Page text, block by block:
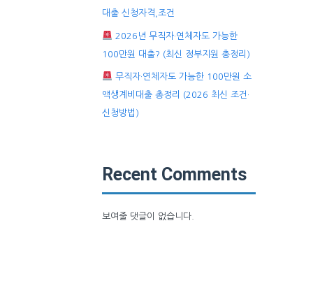
대출 신청자격,조건
2026년 무직자·연체자도 가능한
100만원 대출? (최신 정부지원 총정리)
무직자·연체자도 가능한 100만원 소
액생계비대출 총정리 (2026 최신 조건·
신청방법)
Recent Comments
보여줄 댓글이 없습니다.